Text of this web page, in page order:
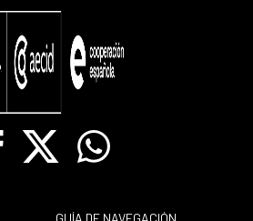
X Whatsapp